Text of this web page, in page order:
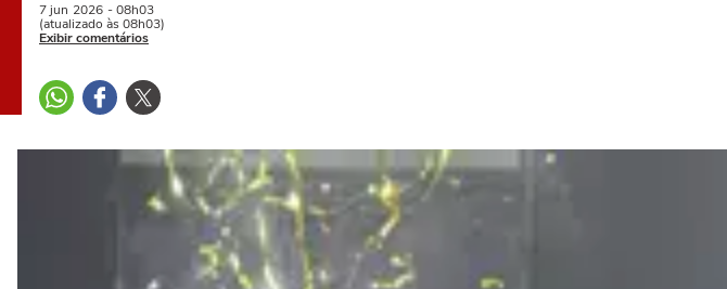
7 jun 2026 - 08h03
(atualizado às 08h03)
Exibir comentários